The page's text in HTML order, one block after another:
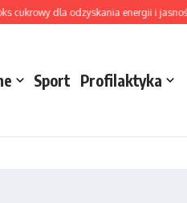
cukrowy dla odzyskania energii i jasności
Sport Profilaktyka